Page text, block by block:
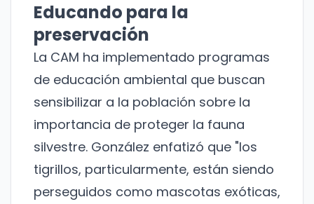
Educando para la
preservación
La CAM ha implementado programas
de educación ambiental que buscan
sensibilizar a la población sobre la
importancia de proteger la fauna
silvestre. González enfatizó que "los
tigrillos, particularmente, están siendo
perseguidos como mascotas exóticas,